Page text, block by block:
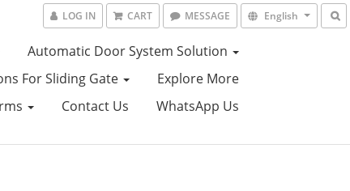
LOG IN CART MESSAGE English
Automatic Door System Solution
For Sliding Gate
Explore More
Contact Us WhatsApp Us